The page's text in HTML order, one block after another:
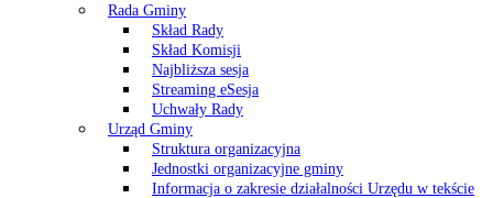
Rada Gminy
Skład Rady
Skład Komisji
Najbliższa sesja
Streaming eSesja
Uchwały Rady
Urząd Gminy
Struktura organizacyjna
Jednostki organizacyjne gminy
Informacja o zakresie działalności Urzędu w tekście